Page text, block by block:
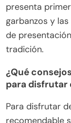
presenta
garbanzos y
de
tradición.
¿Qué
para disfrutar
Para disfrutar
recomendable